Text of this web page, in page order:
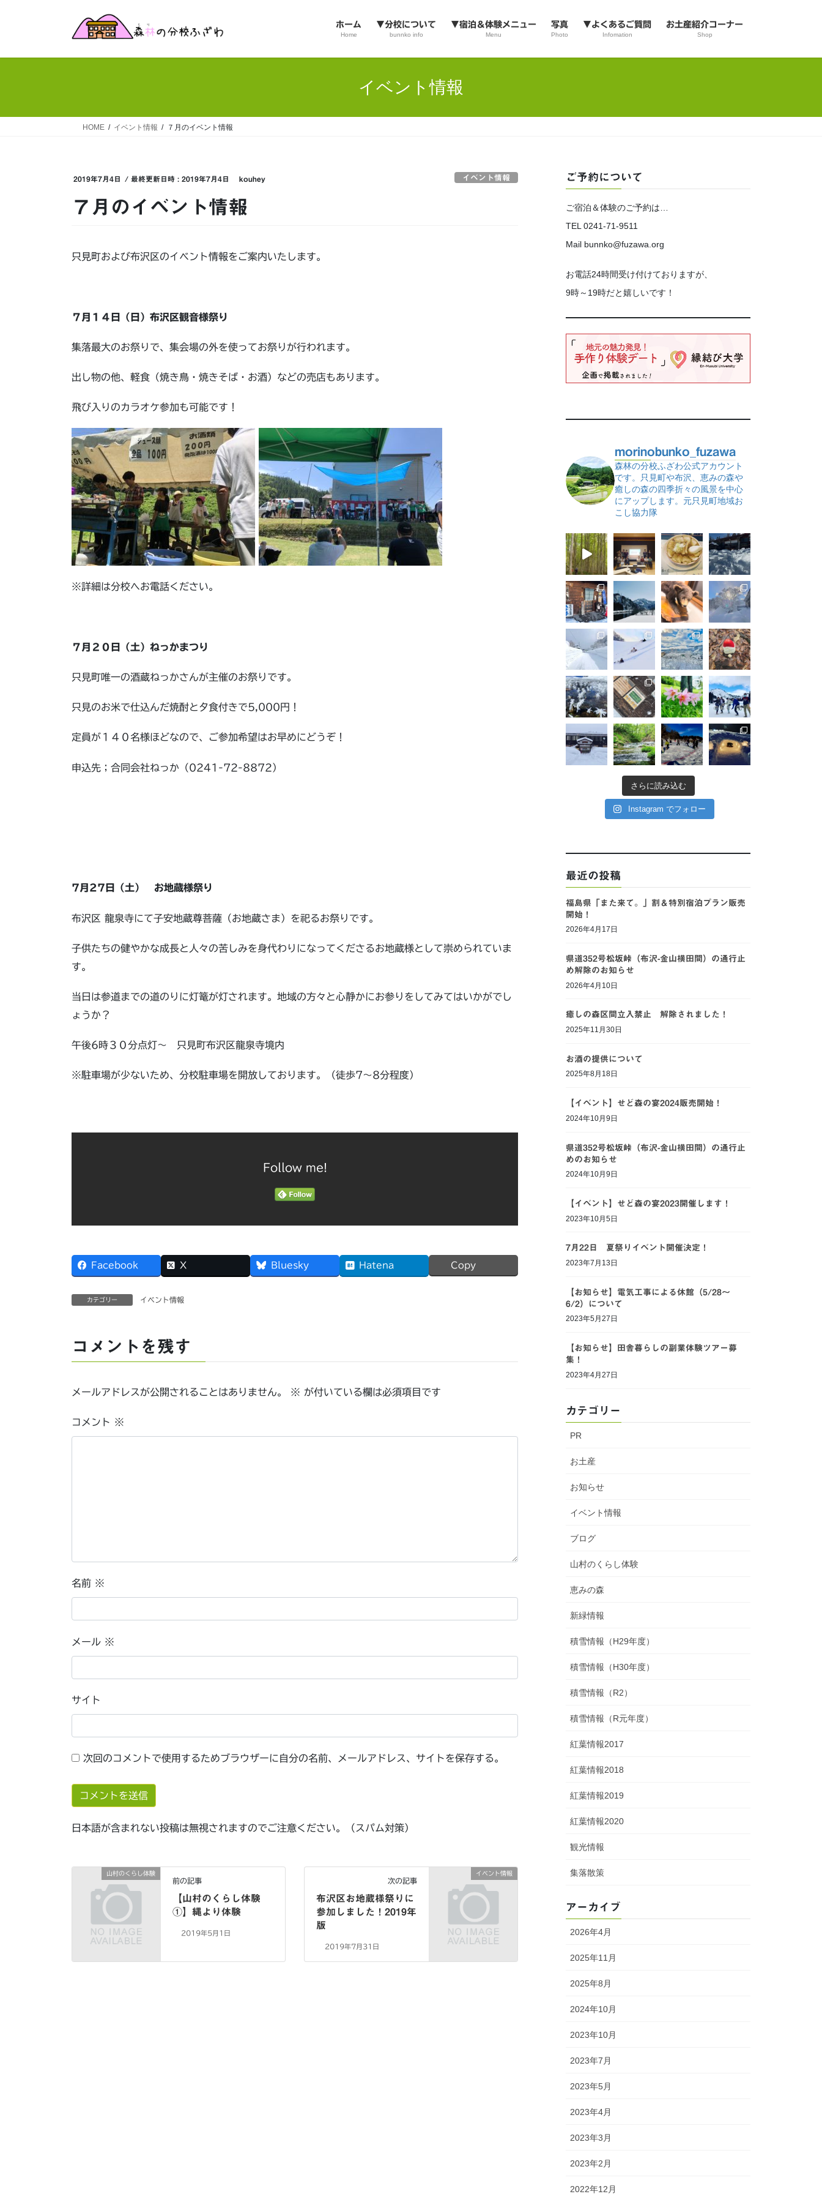
ホーム
Home
▼分校について
bunnko info
▼宿泊＆体験メニュー
Menu
写真
Photo
▼よくあるご質問
Infomation
お土産紹介コーナー
Shop
イベント情報
HOME イベント情報 ７月のイベント情報
2019年7月4日 / 最終更新日時 : 2019年7月4日 kouhey イベント情報
７月のイベント情報
只見町および布沢区のイベント情報をご案内いたします。
７月１４日（日）布沢区観音様祭り
集落最大のお祭りで、集会場の外を使ってお祭りが行われます。
出し物の他、軽食（焼き鳥・焼きそば・お酒）などの売店もあります。
飛び入りのカラオケ参加も可能です！
※詳細は分校へお電話ください。
７月２０日（土）ねっかまつり
只見町唯一の酒蔵ねっかさんが主催のお祭りです。
只見のお米で仕込んだ焼酎と夕食付きで5,000円！
定員が１４０名様ほどなので、ご参加希望はお早めにどうぞ！
申込先；合同会社ねっか（0241-72-8872）
7月27日（土） お地蔵様祭り
布沢区 龍泉寺にて子安地蔵尊菩薩（お地蔵さま）を祀るお祭りです。
子供たちの健やかな成長と人々の苦しみを身代わりになってくださるお地蔵様として崇められていま
す。
当日は参道までの道のりに灯篭が灯されます。地域の方々と心静かにお参りをしてみてはいかがでし
ょうか？
午後6時３０分点灯～ 只見町布沢区龍泉寺境内
※駐車場が少ないため、分校駐車場を開放しております。（徒歩7～8分程度）
Follow me!
Facebook X Bluesky Hatena Copy
カテゴリー イベント情報
コメントを残す
メールアドレスが公開されることはありません。 ※ が付いている欄は必須項目です
コメント ※
名前 ※
メール ※
サイト
次回のコメントで使用するためブラウザーに自分の名前、メールアドレス、サイトを保存する。
日本語が含まれない投稿は無視されますのでご注意ください。（スパム対策）
山村のくらし体験
前の記事
【山村のくらし体験
①】縄より体験
2019年5月1日
イベント情報
次の記事
布沢区お地蔵様祭りに
参加しました！2019年
版
2019年7月31日
ご予約について
ご宿泊＆体験のご予約は…
TEL 0241-71-9511
Mail bunnko@fuzawa.org
お電話24時間受け付けておりますが、
9時～19時だと嬉しいです！
morinobunko_fuzawa
森林の分校ふざわ公式アカウント
です。只見町や布沢、恵みの森や
癒しの森の四季折々の風景を中心
にアップします。元只見町地域お
こし協力隊
さらに読み込む
Instagram でフォロー
最近の投稿
福島県「また来て。」割＆特別宿泊プラン販売
開始！
2026年4月17日
県道352号松坂峠（布沢-金山横田間）の通行止
め解除のお知らせ
2026年4月10日
癒しの森区間立入禁止 解除されました！
2025年11月30日
お酒の提供について
2025年8月18日
【イベント】せど森の宴2024販売開始！
2024年10月9日
県道352号松坂峠（布沢-金山横田間）の通行止
めのお知らせ
2024年10月9日
【イベント】せど森の宴2023開催します！
2023年10月5日
7月22日 夏祭りイベント開催決定！
2023年7月13日
【お知らせ】電気工事による休館（5/28～
6/2）について
2023年5月27日
【お知らせ】田舎暮らしの副業体験ツアー募
集！
2023年4月27日
カテゴリー
PR
お土産
お知らせ
イベント情報
ブログ
山村のくらし体験
恵みの森
新緑情報
積雪情報（H29年度）
積雪情報（H30年度）
積雪情報（R2）
積雪情報（R元年度）
紅葉情報2017
紅葉情報2018
紅葉情報2019
紅葉情報2020
観光情報
集落散策
アーカイブ
2026年4月
2025年11月
2025年8月
2024年10月
2023年10月
2023年7月
2023年5月
2023年4月
2023年3月
2023年2月
2022年12月